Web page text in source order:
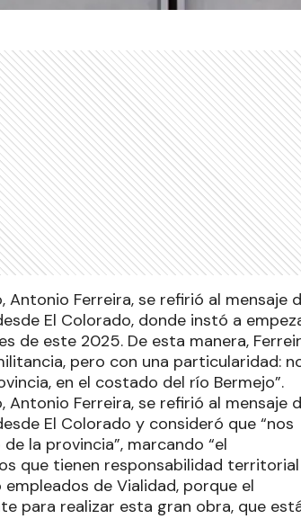
Ferreira, se refirió al mensaje
El Colorado, donde instó a
de este 2025. De esta manera,
pero con una particularidad:
en el costado del río Bermejo”.
Ferreira, se refirió al mensaje
El Colorado y consideró que “nos
la provincia”, marcando “el
que tienen responsabilidad territorial
de Vialidad, porque el
para realizar esta gran obra, que